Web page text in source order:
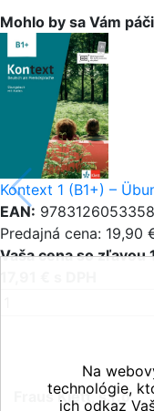
Mohlo by sa Vám
Kontext 1 (B1+) –
EAN: 9783126053358
Predajná cena: 19,90
Vaša cena so zľavou
Fraus Klett, s.r.o.
Na
technológie,
ich odkaz